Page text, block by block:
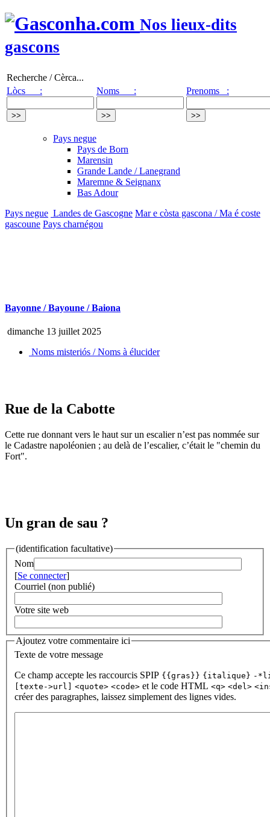
Nos lieux-dits
gascons
Recherche / Cèrca...
Lòcs :
Noms : Prenoms :
Pays negue
Pays de Born
Marensin
Grande Lande / Lanegrand
Maremne & Seignanx
Bas Adour
Pays negue Landes de Gascogne Mar e còsta gascona / Ma é coste
gascoune Pays charnégou
Bayonne / Bayoune / Baiona
dimanche 13 juillet 2025
Noms misteriós / Noms à élucider
Rue de la Cabotte
Cette rue donnant vers le haut sur un escalier n’est pas nommée sur
le Cadastre napoléonien ; au delà de l’escalier, c’était le "chemin du
Fort".
Un gran de sau ?
(identification facultative)
Nom
[Se connecter]
Courriel (non publié)
Votre site web
Ajoutez votre commentaire ici
Texte de votre message
Ce champ accepte les raccourcis SPIP {{gras}} {italique} -
[texte->url]
<quote> <code> et le code HTML <q> <del>
créer des paragraphes, laissez simplement des lignes vides.